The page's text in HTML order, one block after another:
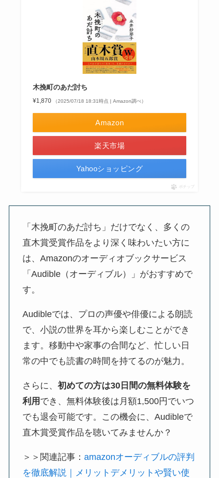
木挽町のあだ討ち
¥1,870 （2025/07/18 18:31時点 | Amazon調べ）
Amazon
楽天市場
Yahooショッピング
ポチップ
「木挽町のあだ討ち」だけでなく、多くの
直木賞受賞作品をより深く味わいたい方に
は、Amazonのオーディオブックサービス
「Audible（オーディブル）」がおすすめで
す。
Audibleでは、プロの声優や俳優による朗読
で、小説の世界を耳から楽しむことができ
ます。移動中や家事の合間など、忙しい日
常の中でも読書の時間を持てるのが魅力。
さらに、 初めての方は30日間の無料体験を
利用 でき、無料体験後は月額1,500円でいつ
でも退会可能です。この機会に、Audibleで
直木賞受賞作品を聴いてみませんか？
＞＞関連記事： amazonオーディブルの評判
を徹底解説｜メリットデメリットや賢い使